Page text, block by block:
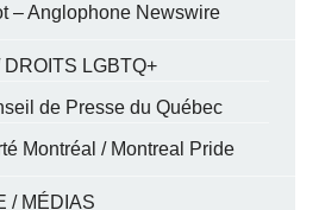
– Anglophone Newswire
DROITS LGBTQ+
de Presse du Québec
Montréal / Montreal Pride
/ MÉDIAS